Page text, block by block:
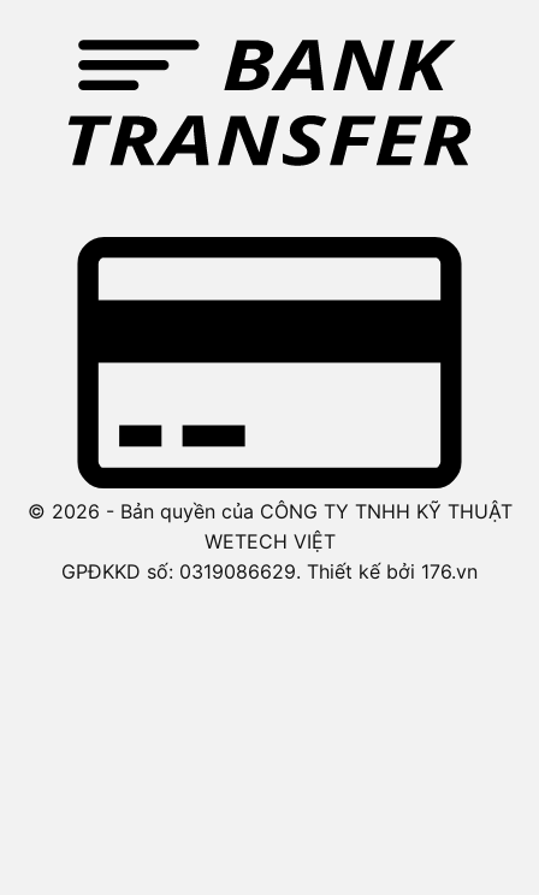
© 2026 - Bản quyền của CÔNG TY TNHH KỸ THUẬT
WETECH VIỆT
GPĐKKD số: 0319086629. Thiết kế bởi 176.vn